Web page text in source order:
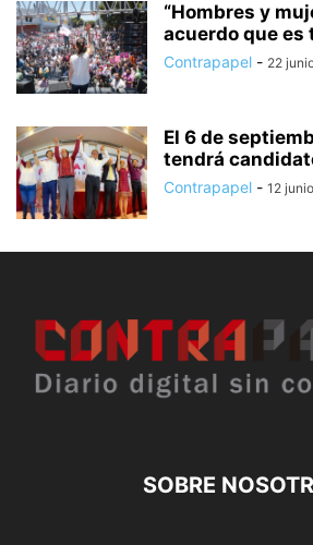
“Hombres y
acuerdo que es
Contrapapel - 22
El 6 de
tendrá
Contrapapel - 12
SOBRE